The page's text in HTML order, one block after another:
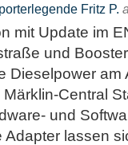
Fritz P.
mit Update im
und
Dieselpower am
Central
und
Adapter lassen